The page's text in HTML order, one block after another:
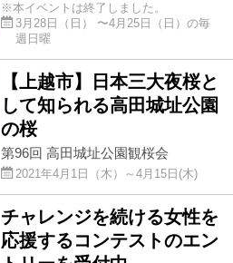
※本イベントは終了しました。
3月28日（日） 〜4月25日（日）の毎
週日曜
【上越市】日本三大夜桜と
して知られる高田城址公園
の桜
第96回 高田城址公園観桜会
2021年4月1日（木）～4月15日(木)
チャレンジを続ける女性を
応援するコンテストのエン